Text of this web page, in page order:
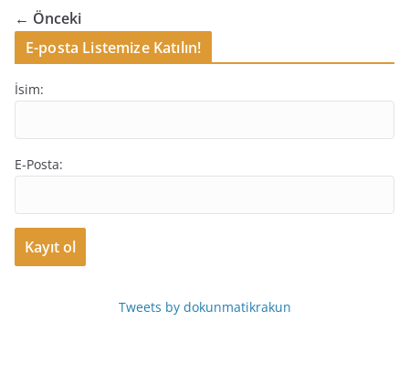
← Önceki
E-posta Listemize Katılın!
İsim:
E-Posta:
Tweets by dokunmatikrakun